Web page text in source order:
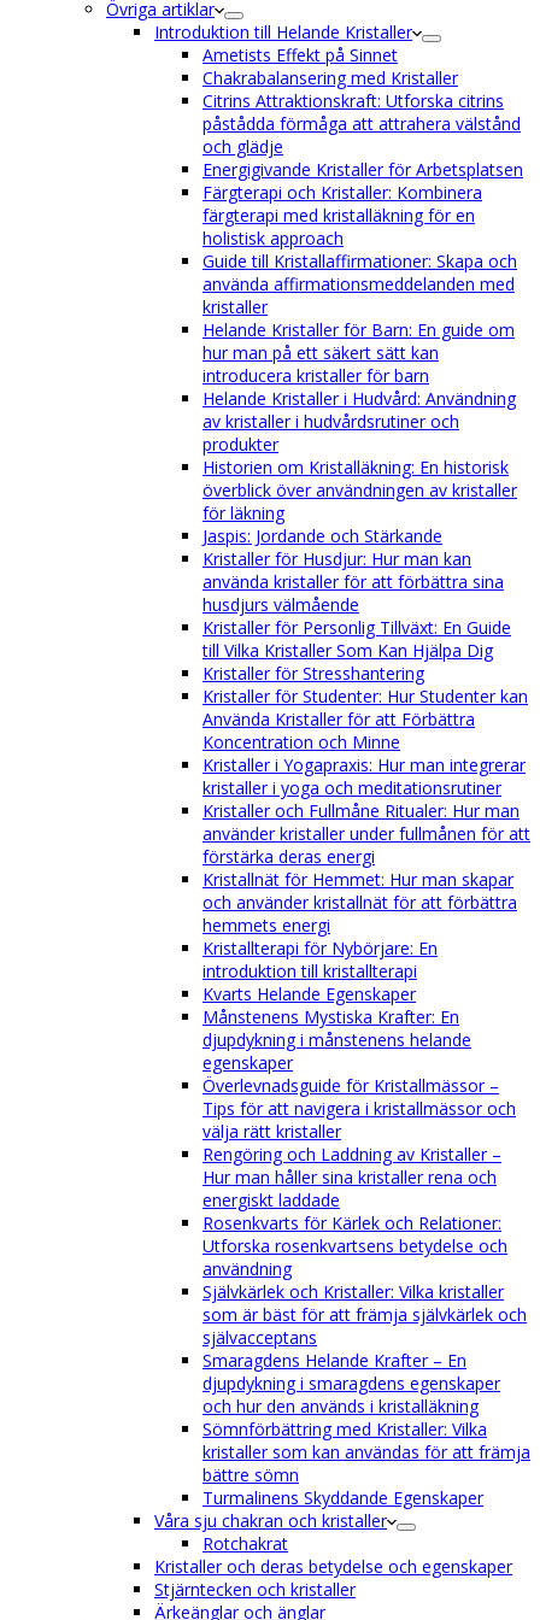
Övriga artiklar
Introduktion till Helande Kristaller
Ametists Effekt på Sinnet
Chakrabalansering med Kristaller
Citrins Attraktionskraft: Utforska citrins
påstådda förmåga att attrahera välstånd
och glädje
Energigivande Kristaller för Arbetsplatsen
Färgterapi och Kristaller: Kombinera
färgterapi med kristalläkning för en
holistisk approach
Guide till Kristallaffirmationer: Skapa och
använda affirmationsmeddelanden med
kristaller
Helande Kristaller för Barn: En guide om
hur man på ett säkert sätt kan
introducera kristaller för barn
Helande Kristaller i Hudvård: Användning
av kristaller i hudvårdsrutiner och
produkter
Historien om Kristalläkning: En historisk
överblick över användningen av kristaller
för läkning
Jaspis: Jordande och Stärkande
Kristaller för Husdjur: Hur man kan
använda kristaller för att förbättra sina
husdjurs välmående
Kristaller för Personlig Tillväxt: En Guide
till Vilka Kristaller Som Kan Hjälpa Dig
Kristaller för Stresshantering
Kristaller för Studenter: Hur Studenter kan
Använda Kristaller för att Förbättra
Koncentration och Minne
Kristaller i Yogapraxis: Hur man integrerar
kristaller i yoga och meditationsrutiner
Kristaller och Fullmåne Ritualer: Hur man
använder kristaller under fullmånen för att
förstärka deras energi
Kristallnät för Hemmet: Hur man skapar
och använder kristallnät för att förbättra
hemmets energi
Kristallterapi för Nybörjare: En
introduktion till kristallterapi
Kvarts Helande Egenskaper
Månstenens Mystiska Krafter: En
djupdykning i månstenens helande
egenskaper
Överlevnadsguide för Kristallmässor –
Tips för att navigera i kristallmässor och
välja rätt kristaller
Rengöring och Laddning av Kristaller –
Hur man håller sina kristaller rena och
energiskt laddade
Rosenkvarts för Kärlek och Relationer:
Utforska rosenkvartsens betydelse och
användning
Självkärlek och Kristaller: Vilka kristaller
som är bäst för att främja självkärlek och
självacceptans
Smaragdens Helande Krafter – En
djupdykning i smaragdens egenskaper
och hur den används i kristalläkning
Sömnförbättring med Kristaller: Vilka
kristaller som kan användas för att främja
bättre sömn
Turmalinens Skyddande Egenskaper
Våra sju chakran och kristaller
Rotchakrat
Kristaller och deras betydelse och egenskaper
Stjärntecken och kristaller
Ärkeänglar och änglar